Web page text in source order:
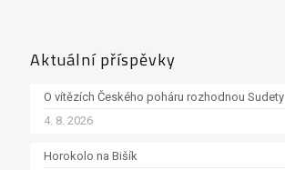
Aktuální příspěvky
O vítězích Českého poháru rozhodnou Sudety
4. 8. 2026
Horokolo na Bišík